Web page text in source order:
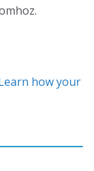
how your